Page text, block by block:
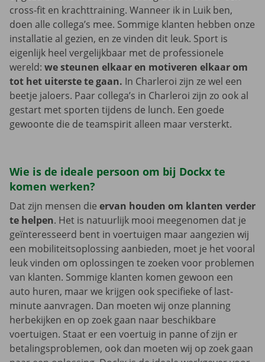
cross-fit en krachttraining. Wanneer ik in Luik ben,
doen alle collega’s mee. Sommige klanten hebben onze
installatie al gezien, en ze vinden dit leuk. Sport is
eigenlijk heel vergelijkbaar met de professionele
wereld: we steunen elkaar en motiveren elkaar om
tot het uiterste te gaan. In Charleroi zijn ze wel een
beetje jaloers. Paar collega’s in Charleroi zijn zo ook al
gestart met sporten tijdens de lunch. Een goede
gewoonte die de teamspirit alleen maar versterkt.
Wie is de ideale persoon om bij Dockx te
komen werken?
Dat zijn mensen die ervan houden om klanten verder
te helpen. Het is natuurlijk mooi meegenomen dat je
geïnteresseerd bent in voertuigen maar aangezien wij
een mobiliteitsoplossing aanbieden, moet je het vooral
leuk vinden om oplossingen te zoeken voor problemen
van klanten. Sommige klanten komen gewoon een
auto huren, maar we krijgen ook specifieke of last-
minute aanvragen. Dan moeten wij onze planning
herbekijken en op zoek gaan naar beschikbare
voertuigen. Staat er een voertuig in panne of zijn er
betalingsproblemen, ook dan moeten wij op zoek gaan